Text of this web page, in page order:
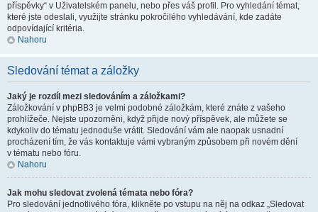
příspěvky“ v Uživatelském panelu, nebo přes váš profil. Pro vyhledání témat,
které jste odeslali, využijte stránku pokročilého vyhledávání, kde zadáte
odpovídající kritéria.
Nahoru
Sledování témat a záložky
Jaký je rozdíl mezi sledováním a záložkami?
Záložkování v phpBB3 je velmi podobné záložkám, které znáte z vašeho
prohlížeče. Nejste upozorněni, když přijde nový příspěvek, ale můžete se
kdykoliv do tématu jednoduše vrátit. Sledování vám ale naopak usnadní
procházení tím, že vás kontaktuje vámi vybraným způsobem při novém dění
v tématu nebo fóru.
Nahoru
Jak mohu sledovat zvolená témata nebo fóra?
Pro sledování jednotlivého fóra, klikněte po vstupu na něj na odkaz „Sledovat